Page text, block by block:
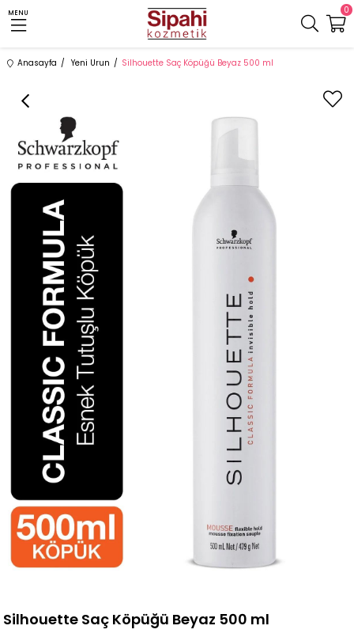
MENU 0
Anasayfa Yeni Urun Silhouette Saç Köpüğü Beyaz 500 ml
Silhouette Saç Köpüğü Beyaz 500 ml